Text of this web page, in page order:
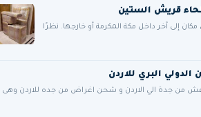
قريش الستين
إلى آخر داخل مكة المكرمة أو خارجها. نظرًا
من جدة الي الاردن و شحن اغراض من جده للاردن وهى